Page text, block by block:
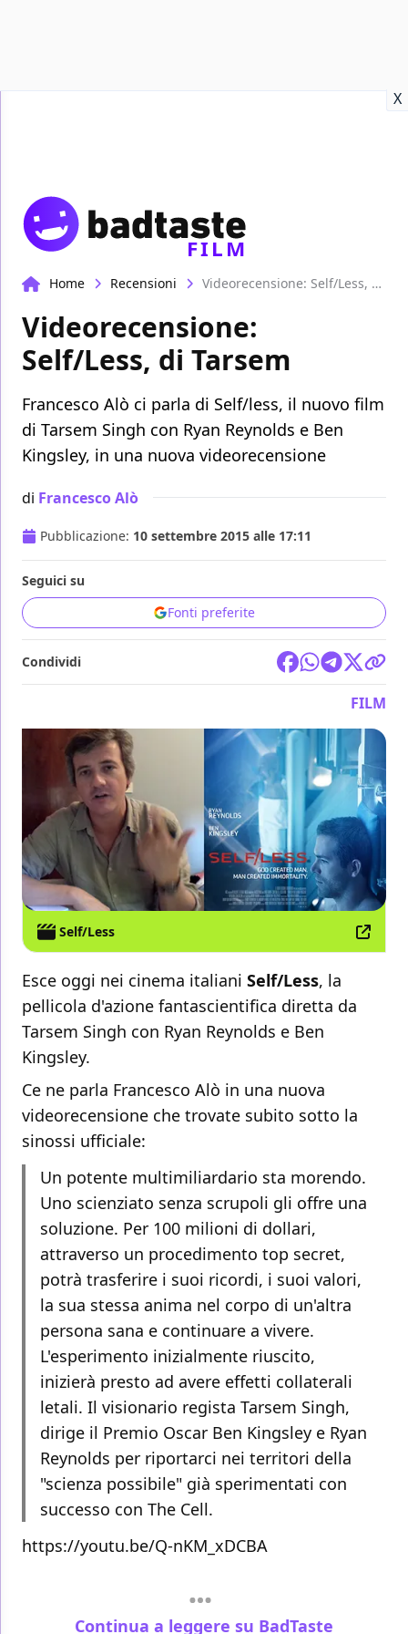
X
FILM
Home Recensioni Videorecensione: Self/Less, di Tarsem
Videorecensione:
Self/Less, di Tarsem
Francesco Alò ci parla di Self/less, il nuovo film
di Tarsem Singh con Ryan Reynolds e Ben
Kingsley, in una nuova videorecensione
di Francesco Alò
Pubblicazione: 10 settembre 2015 alle 17:11
Seguici su
Fonti preferite
Condividi
FILM
Self/Less
Esce oggi nei cinema italiani Self/Less, la
pellicola d'azione fantascientifica diretta da
Tarsem Singh con Ryan Reynolds e Ben
Kingsley.
Ce ne parla Francesco Alò in una nuova
videorecensione che trovate subito sotto la
sinossi ufficiale:
Un potente multimiliardario sta morendo.
Uno scienziato senza scrupoli gli offre una
soluzione. Per 100 milioni di dollari,
attraverso un procedimento top secret,
potrà trasferire i suoi ricordi, i suoi valori,
la sua stessa anima nel corpo di un'altra
persona sana e continuare a vivere.
L'esperimento inizialmente riuscito,
inizierà presto ad avere effetti collaterali
letali. Il visionario regista Tarsem Singh,
dirige il Premio Oscar Ben Kingsley e Ryan
Reynolds per riportarci nei territori della
"scienza possibile" già sperimentati con
successo con The Cell.
https://youtu.be/Q-nKM_xDCBA
Continua a leggere su BadTaste